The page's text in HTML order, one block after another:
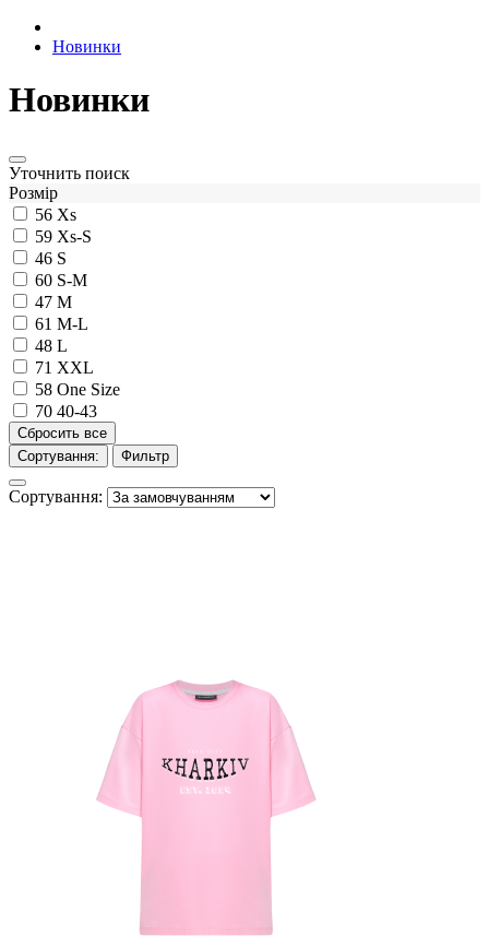
Новинки
Новинки
Уточнить поиск
Розмір
56 Xs
59 Xs-S
46 S
60 S-M
47 M
61 M-L
48 L
71 XXL
58 One Size
70 40-43
Сортування: Фильтр
Сортування: